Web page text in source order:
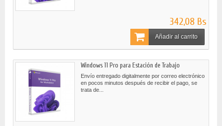
342,08 Bs
Añadir al carrito
Windows 11 Pro para Estación de Trabajo
Envío entregado digitalmente por correo electrónico
en pocos minutos después de recibir el pago, se
trata de...